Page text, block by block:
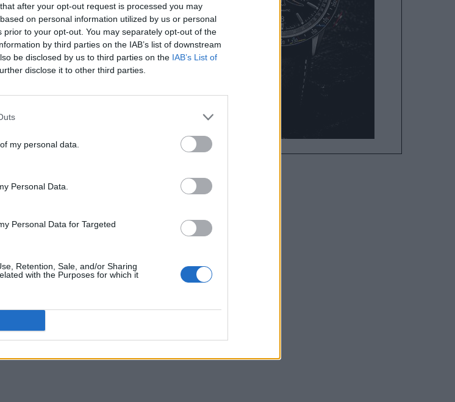
after your opt-out request is processed you may
on personal information utilized by us or personal
to your opt-out. You may separately opt-out of the
by third parties on the IAB’s list of downstream
be disclosed by us to third parties on the IAB’s List of
disclose it to other third parties.
my personal data.
Personal Data.
Personal Data for Targeted
Retention, Sale, and/or Sharing
with the Purposes for which it
Yamamoto με την adidas
υπογραφή του καλλιτέχνη